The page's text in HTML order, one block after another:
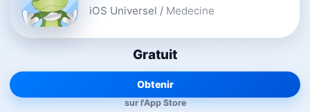
iOS Universel / Medecine
Gratuit
Obtenir
sur l'App Store